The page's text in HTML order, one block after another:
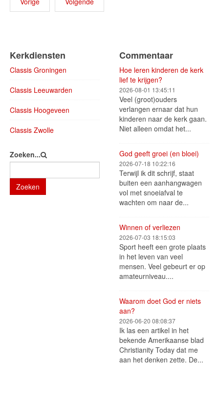
Kerkdiensten
Classis Groningen
Classis Leeuwarden
Classis Hoogeveen
Classis Zwolle
Zoeken...
Zoeken
Commentaar
Hoe leren kinderen de kerk
lief te krijgen?
2026-08-01 13:45:11
Veel (groot)ouders
verlangen ernaar dat hun
kinderen naar de kerk gaan.
Niet alleen omdat het...
God geeft groei (en bloei)
2026-07-18 10:22:16
Terwijl ik dit schrijf, staat
buiten een aanhangwagen
vol met snoeiafval te
wachten om naar de...
Winnen of verliezen
2026-07-03 18:15:03
Sport heeft een grote plaats
in het leven van veel
mensen. Veel gebeurt er op
amateurniveau....
Waarom doet God er niets
aan?
2026-06-20 08:08:37
Ik las een artikel in het
bekende Amerikaanse blad
Christianity Today dat me
aan het denken zette. De...